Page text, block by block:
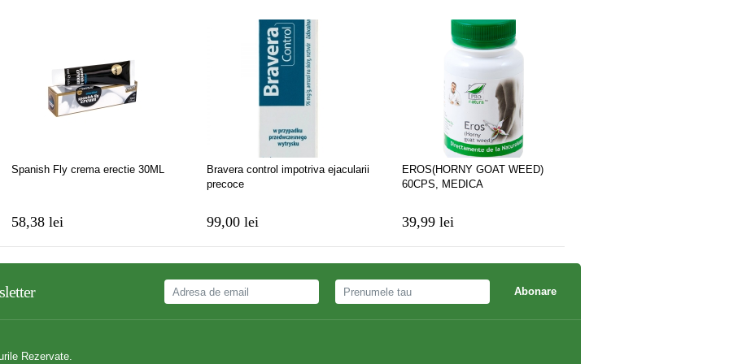
Spanish Fly crema erectie 30ML
58,38 lei
Bravera control impotriva ejacularii
precoce
99,00 lei
EROS(HORNY GOAT WEED)
60CPS, MEDICA
39,99 lei
Abonare
Rezervate.